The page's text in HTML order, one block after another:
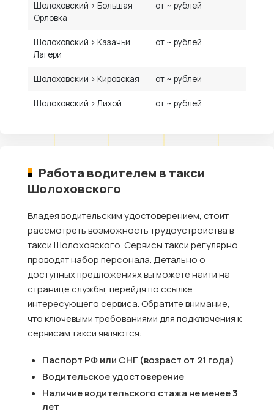
Шолоховский › Большая
Орловка
от ~ рублей
Шолоховский › Казачьи
Лагери
от ~ рублей
Шолоховский › Кировская от ~ рублей
Шолоховский › Лихой от ~ рублей
Работа водителем в такси
Шолоховского
Владея водительским удостоверением, стоит
рассмотреть возможность трудоустройства в
такси Шолоховского. Сервисы такси регулярно
проводят набор персонала. Детально о
доступных предложениях вы можете найти на
странице службы, перейдя по ссылке
интересующего сервиса. Обратите внимание,
что ключевыми требованиями для подключения к
сервисам такси являются:
Паспорт РФ или СНГ (возраст от 21 года)
Водительское удостоверение
Наличие водительского стажа не менее 3
лет